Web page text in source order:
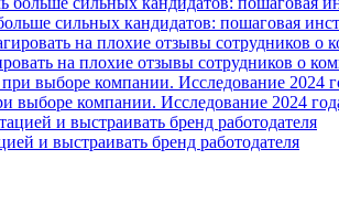
сильных кандидатов: пошаговая
на плохие отзывы сотрудников о
компании. Исследование 2024
и выстраивать бренд работодателя